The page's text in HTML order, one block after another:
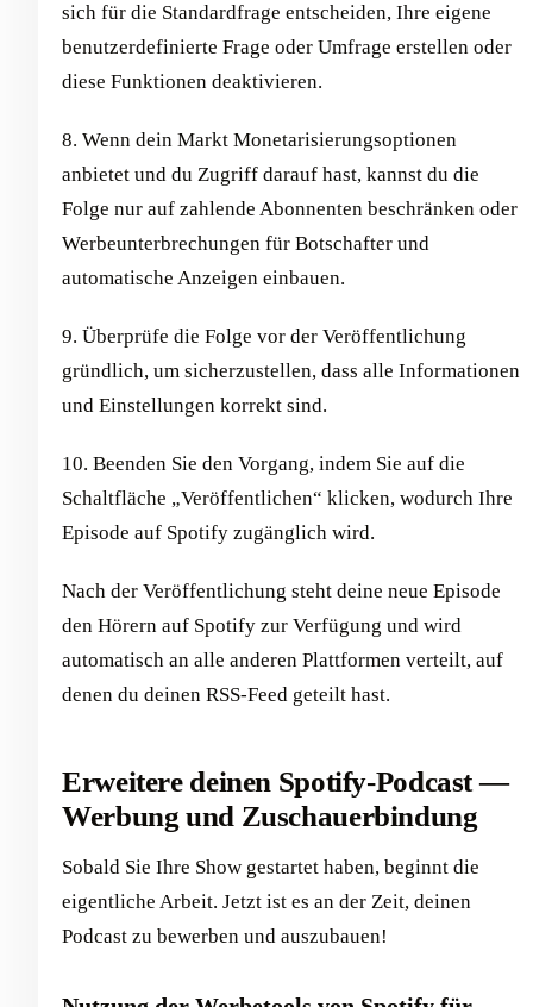
sich für die Standardfrage entscheiden, Ihre eigene
benutzerdefinierte Frage oder Umfrage erstellen oder
diese Funktionen deaktivieren.
8. Wenn dein Markt Monetarisierungsoptionen
anbietet und du Zugriff darauf hast, kannst du die
Folge nur auf zahlende Abonnenten beschränken oder
Werbeunterbrechungen für Botschafter und
automatische Anzeigen einbauen.
9. Überprüfe die Folge vor der Veröffentlichung
gründlich, um sicherzustellen, dass alle Informationen
und Einstellungen korrekt sind.
10. Beenden Sie den Vorgang, indem Sie auf die
Schaltfläche „Veröffentlichen“ klicken, wodurch Ihre
Episode auf Spotify zugänglich wird.
Nach der Veröffentlichung steht deine neue Episode
den Hörern auf Spotify zur Verfügung und wird
automatisch an alle anderen Plattformen verteilt, auf
denen du deinen RSS-Feed geteilt hast.
Erweitere deinen Spotify-Podcast —
Werbung und Zuschauerbindung
Sobald Sie Ihre Show gestartet haben, beginnt die
eigentliche Arbeit. Jetzt ist es an der Zeit, deinen
Podcast zu bewerben und auszubauen!